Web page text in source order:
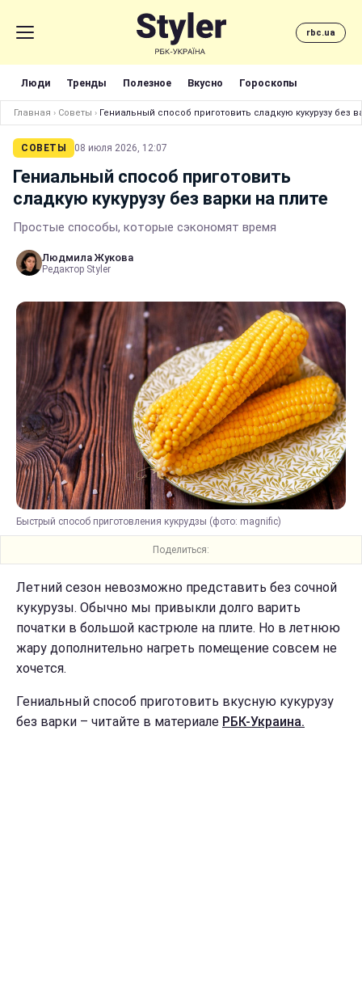
rbc.ua
Люди Тренды Полезное Вкусно Гороскопы
Главная › Советы › Гениальный способ приготовить сладкую кукурузу без
СОВЕТЫ 08 июля 2026, 12:07
Гениальный способ приготовить
сладкую кукурузу без варки на плите
Простые способы, которые сэкономят время
Людмила Жукова
Редактор Styler
Быстрый способ приготовления кукрудзы (фото: magnific)
Поделиться:
Летний сезон невозможно представить без сочной
кукурузы. Обычно мы привыкли долго варить
початки в большой кастрюле на плите. Но в летнюю
жару дополнительно нагреть помещение совсем не
хочется.
Гениальный способ приготовить вкусную кукурузу
без варки – читайте в материале РБК-Украина.